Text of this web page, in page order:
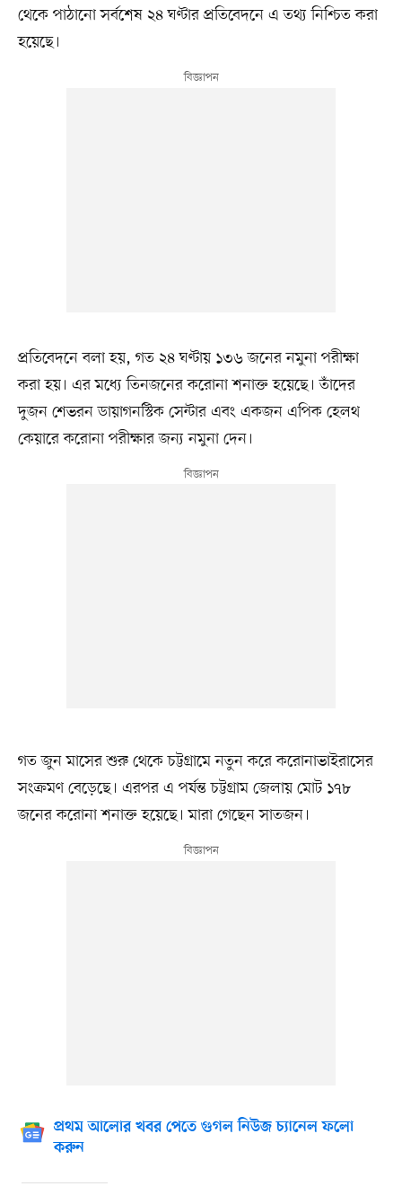
থেকে পাঠানো সর্বশেষ ২৪ ঘণ্টার প্রতিবেদনে এ তথ্য নিশ্চিত করা
হয়েছে।
প্রতিবেদনে বলা হয়, গত ২৪ ঘণ্টায় ১৩৬ জনের নমুনা পরীক্ষা
করা হয়। এর মধ্যে তিনজনের করোনা শনাক্ত হয়েছে। তাঁদের
দুজন শেভরন ডায়াগনস্টিক সেন্টার এবং একজন এপিক হেলথ
কেয়ারে করোনা পরীক্ষার জন্য নমুনা দেন।
গত জুন মাসের শুরু থেকে চট্টগ্রামে নতুন করে করোনাভাইরাসের
সংক্রমণ বেড়েছে। এরপর এ পর্যন্ত চট্টগ্রাম জেলায় মোট ১৭৮
জনের করোনা শনাক্ত হয়েছে। মারা গেছেন সাতজন।
প্রথম আলোর খবর পেতে গুগল নিউজ চ্যানেল ফলো
করুন